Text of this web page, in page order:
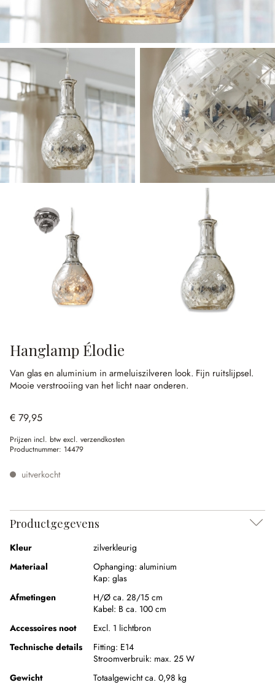
Hanglamp Élodie
Van glas en aluminium in armeluiszilveren look. Fijn ruitslijpsel.
Mooie verstrooiing van het licht naar onderen.
€ 79,95
Prijzen incl. btw excl. verzendkosten
Productnummer: 14479
uitverkocht
Productgegevens
Kleur
zilverkleurig
Materiaal
Ophanging: aluminium
Kap: glas
Afmetingen
H/Ø ca. 28/15 cm
Kabel: B ca. 100 cm
Accessoires noot
Excl. 1 lichtbron
Technische details
Fitting: E14
Stroomverbruik: max. 25 W
Gewicht
Totaalgewicht ca. 0,98 kg